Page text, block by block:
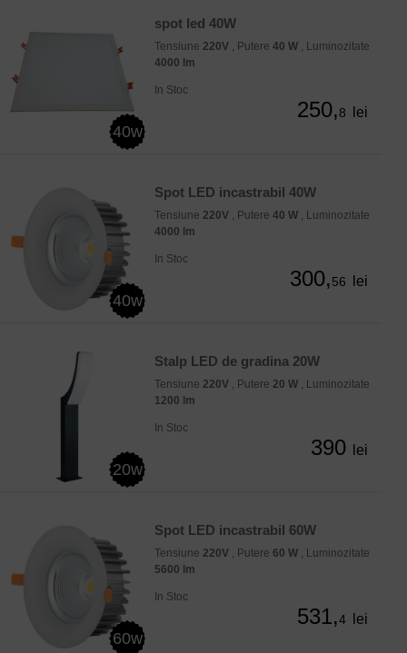
40w
spot led 40W
Tensiune 220V , Putere 40 W , Luminozitate
4000 lm
In Stoc
250,8 lei
40w
Spot LED incastrabil 40W
Tensiune 220V , Putere 40 W , Luminozitate
4000 lm
In Stoc
300,56 lei
20w
Stalp LED de gradina 20W
Tensiune 220V , Putere 20 W , Luminozitate
1200 lm
In Stoc
390 lei
60w
Spot LED incastrabil 60W
Tensiune 220V , Putere 60 W , Luminozitate
5600 lm
In Stoc
531,4 lei